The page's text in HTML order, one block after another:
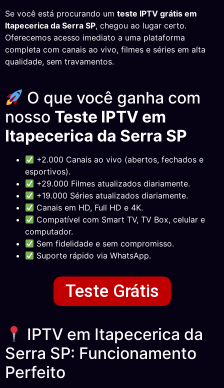
Se você está procurando um teste IPTV grátis em
Itapecerica da Serra SP, chegou ao lugar certo.
Oferecemos acesso imediato a uma plataforma
completa com canais ao vivo, filmes e séries em alta
qualidade, sem travamentos.
O que você ganha com
nosso Teste IPTV em
Itapecerica da Serra SP
+2.000 Canais ao vivo (abertos, fechados e
esportivos).
+29.000 Filmes atualizados diariamente.
+19.000 Séries atualizados diariamente.
Canais em HD, Full HD e 4K.
Compatível com Smart TV, TV Box, celular e
computador.
Sem fidelidade e sem compromisso.
Suporte rápido via WhatsApp.
Teste Grátis
IPTV em Itapecerica da
Serra SP: Funcionamento
Perfeito